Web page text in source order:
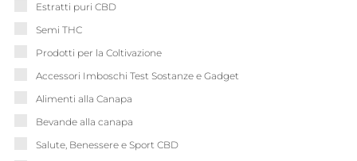
Estratti puri CBD
Semi THC
Prodotti per la Coltivazione
Accessori Imboschi Test Sostanze e Gadget
Alimenti alla Canapa
Bevande alla canapa
Salute, Benessere e Sport CBD